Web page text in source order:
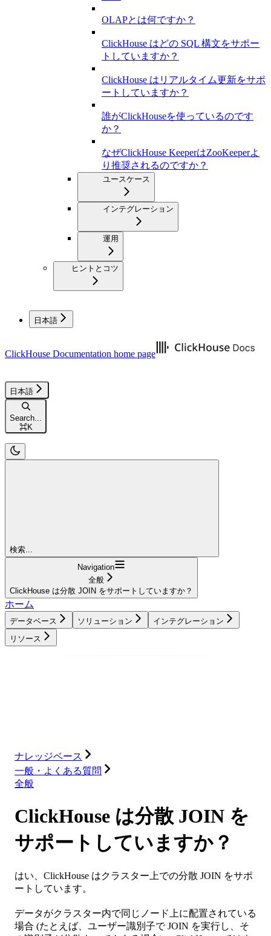
OLAPとは何ですか？
ClickHouse はどの SQL 構文をサポー
トしていますか？
ClickHouse はリアルタイム更新をサポ
ートしていますか？
誰がClickHouseを使っているのです
か？
なぜClickHouse KeeperはZooKeeperよ
り推奨されるのですか？
ユースケース
インテグレーション
運用
ヒントとコツ
日本語
ClickHouse Documentation home page
日本語
Search...
⌘K
検索...
Navigation
全般
ClickHouse は分散 JOIN をサポートしていますか？
ホーム
データベース ソリューション
インテグレーション
リソース
ナレッジベース
一般・よくある質問
全般
ClickHouse は分散 JOIN を
サポートしていますか？
はい、ClickHouse はクラスター上での分散 JOIN をサポ
ートしています。
データがクラスター内で同じノード上に配置されている
場合 (たとえば、ユーザー識別子で JOIN を実行し、そ